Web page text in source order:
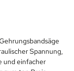
Spannung,
und einfacher